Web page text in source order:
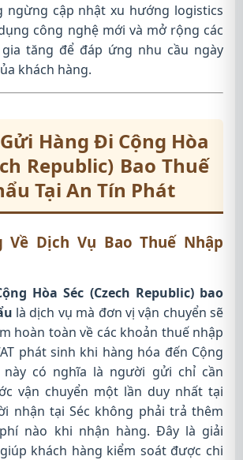
ngừng cập nhật xu hướng logistics
công nghệ mới và mở rộng các
tăng để đáp ứng nhu cầu ngày
khách hàng.
Hàng Đi Cộng Hòa
Republic) Bao Thuế
Tại An Tín Phát
Về Dịch Vụ Bao Thuế Nhập
Hòa Séc (Czech Republic) bao
là dịch vụ mà đơn vị vận chuyển sẽ
hoàn toàn về các khoản thuế nhập
phát sinh khi hàng hóa đến Cộng
này có nghĩa là người gửi chỉ cần
vận chuyển một lần duy nhất tại
nhận tại Séc không phải trả thêm
nào khi nhận hàng. Đây là giải
khách hàng kiểm soát được chi